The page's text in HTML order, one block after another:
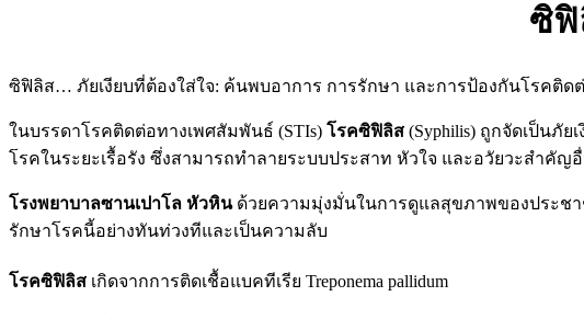
ซิฟิ
ซิฟิลิส… ภัยเงียบที่ต้องใส่ใจ: ค้นพบอาการ การรักษา และการป้องกันโรคติ
ในบรรดาโรคติดต่อทางเพศสัมพันธ์ (STIs) โรคซิฟิลิส (Syphilis) ถูกจัดเป็นภั
โรคในระยะเรื้อรัง ซึ่งสามารถทำลายระบบประสาท หัวใจ และอวัยวะสำคัญ
โรงพยาบาลซานเปาโล หัวหินด้วยความมุ่งมั่นในการดูแลสุขภาพของประช
รักษาโรคนี้อย่างทันท่วงทีและเป็นความลับ
โรคซิฟิลิส เกิดจากการติดเชื้อแบคทีเรีย Treponema pallidum